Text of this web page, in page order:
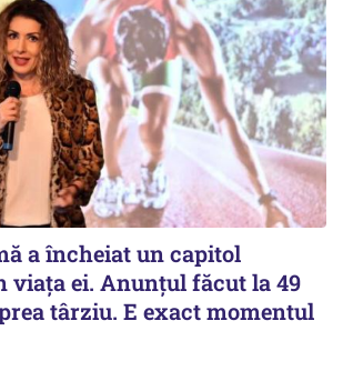
a încheiat un capitol
viața ei. Anunțul făcut la 49
târziu. E exact momentul